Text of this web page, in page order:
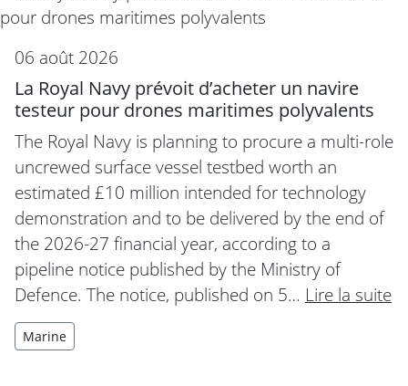
06 août 2026
La Royal Navy prévoit d’acheter un navire
testeur pour drones maritimes polyvalents
The Royal Navy is planning to procure a multi-role
uncrewed surface vessel testbed worth an
estimated £10 million intended for technology
demonstration and to be delivered by the end of
the 2026-27 financial year, according to a
pipeline notice published by the Ministry of
Defence. The notice, published on 5… Lire la suite
Marine